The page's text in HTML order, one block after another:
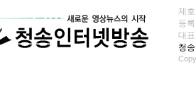
제
등
대표
청